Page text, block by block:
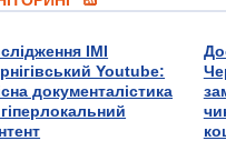
ІМІ
Youtube:
документалістика